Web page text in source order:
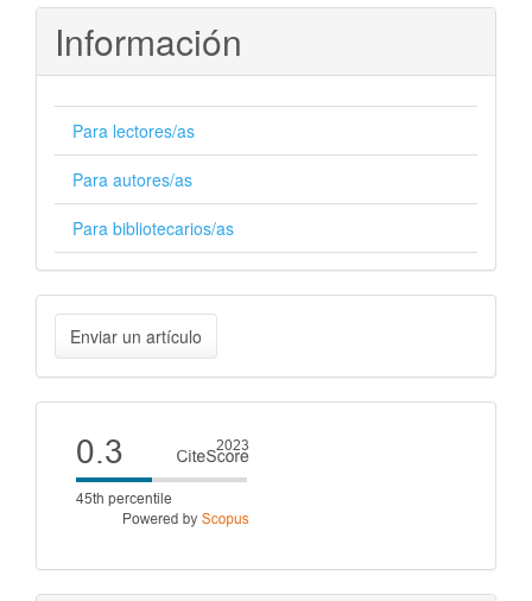
Información
Para lectores/as
Para autores/as
Para bibliotecarios/as
Enviar
un
artículo
Enviar un artículo
Cite
score